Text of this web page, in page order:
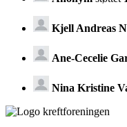
Kjell Andreas
Ane-Cecelie
Nina Kristine